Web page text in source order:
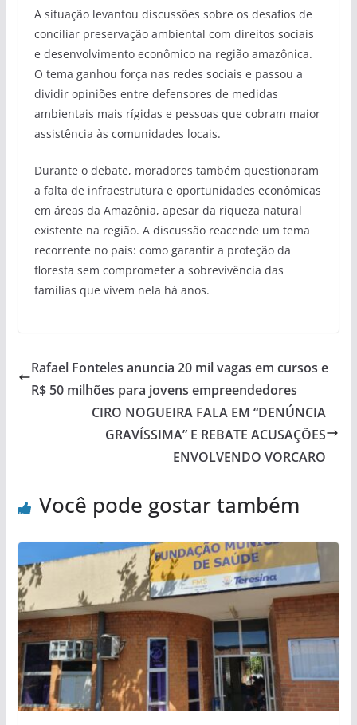
A situação levantou discussões sobre os desafios de
conciliar preservação ambiental com direitos sociais
e desenvolvimento econômico na região amazônica.
O tema ganhou força nas redes sociais e passou a
dividir opiniões entre defensores de medidas
ambientais mais rígidas e pessoas que cobram maior
assistência às comunidades locais.
Durante o debate, moradores também questionaram
a falta de infraestrutura e oportunidades econômicas
em áreas da Amazônia, apesar da riqueza natural
existente na região. A discussão reacende um tema
recorrente no país: como garantir a proteção da
floresta sem comprometer a sobrevivência das
famílias que vivem nela há anos.
Rafael Fonteles anuncia 20 mil vagas em cursos e
R$ 50 milhões para jovens empreendedores
CIRO NOGUEIRA FALA EM “DENÚNCIA
GRAVÍSSIMA” E REBATE ACUSAÇÕES
ENVOLVENDO VORCARO
Você pode gostar também